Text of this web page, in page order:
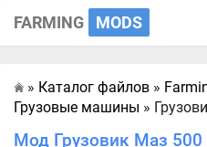
FARMING MODS
Главная
» Каталог файлов »
Грузовые машины »
Мод Грузовик Маз